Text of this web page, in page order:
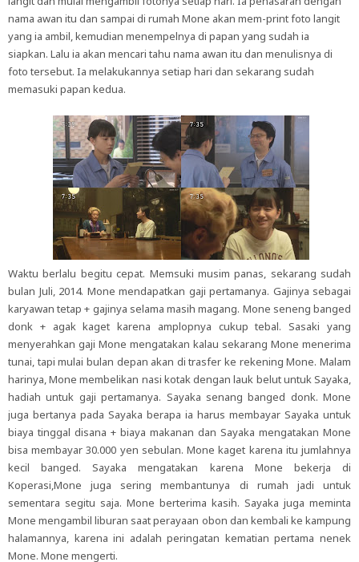
nama awan itu dan sampai di rumah Mone akan mem-print foto langit
yang ia ambil, kemudian menempelnya di papan yang sudah ia
siapkan. Lalu ia akan mencari tahu nama awan itu dan menulisnya di
foto tersebut. Ia melakukannya setiap hari dan sekarang sudah
memasuki papan kedua.
Waktu berlalu begitu cepat. Memsuki musim panas, sekarang sudah
bulan Juli, 2014. Mone mendapatkan gaji pertamanya. Gajinya sebagai
karyawan tetap + gajinya selama masih magang. Mone seneng banged
donk + agak kaget karena amplopnya cukup tebal. Sasaki yang
menyerahkan gaji Mone mengatakan kalau sekarang Mone menerima
tunai, tapi mulai bulan depan akan di trasfer ke rekening Mone. Malam
harinya, Mone membelikan nasi kotak dengan lauk belut untuk Sayaka,
hadiah untuk gaji pertamanya. Sayaka senang banged donk. Mone
juga bertanya pada Sayaka berapa ia harus membayar Sayaka untuk
biaya tinggal disana + biaya makanan dan Sayaka mengatakan Mone
bisa membayar 30.000 yen sebulan. Mone kaget karena itu jumlahnya
kecil banged. Sayaka mengatakan karena Mone bekerja di
Koperasi,Mone juga sering membantunya di rumah jadi untuk
sementara segitu saja. Mone berterima kasih. Sayaka juga meminta
Mone mengambil liburan saat perayaan obon dan kembali ke kampung
halamannya, karena ini adalah peringatan kematian pertama nenek
Mone. Mone mengerti.